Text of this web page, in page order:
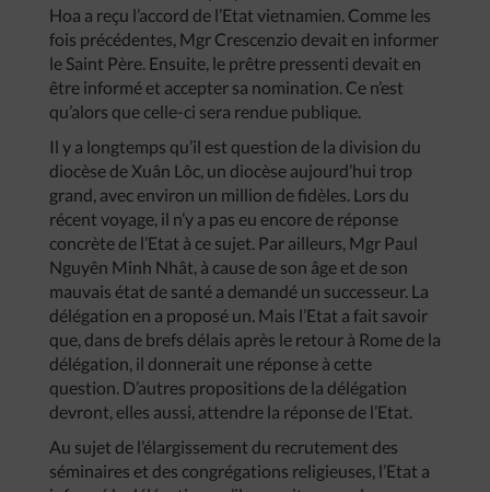
Hoa a reçu l’accord de l’Etat vietnamien. Comme les
fois précédentes, Mgr Crescenzio devait en informer
le Saint Père. Ensuite, le prêtre pressenti devait en
être informé et accepter sa nomination. Ce n’est
qu’alors que celle-ci sera rendue publique.
Il y a longtemps qu’il est question de la division du
diocèse de Xuân Lôc, un diocèse aujourd’hui trop
grand, avec environ un million de fidèles. Lors du
récent voyage, il n’y a pas eu encore de réponse
concrète de l’Etat à ce sujet. Par ailleurs, Mgr Paul
Nguyên Minh Nhât, à cause de son âge et de son
mauvais état de santé a demandé un successeur. La
délégation en a proposé un. Mais l’Etat a fait savoir
que, dans de brefs délais après le retour à Rome de la
délégation, il donnerait une réponse à cette
question. D’autres propositions de la délégation
devront, elles aussi, attendre la réponse de l’Etat.
Au sujet de l’élargissement du recrutement des
séminaires et des congrégations religieuses, l’Etat a